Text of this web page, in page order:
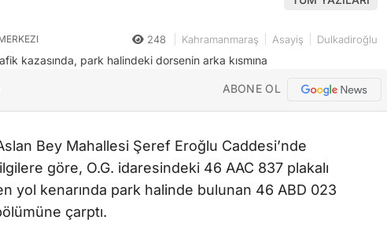
248 Kahramanmaraş Asayiş Dulkadiroğlu
ABONE OL
Bey Mahallesi Şeref Eroğlu Caddesi’nde
göre, O.G. idaresindeki 46 AAC 837 plakalı
yol kenarında park halinde bulunan 46 ABD 023
çarptı.